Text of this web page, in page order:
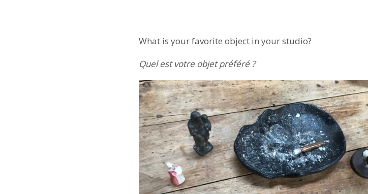
What is your favorite object in your studio?
Quel est votre objet préféré ?